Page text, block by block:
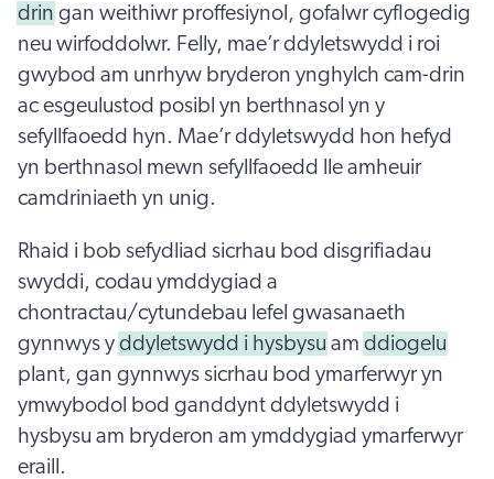
drin gan weithiwr proffesiynol, gofalwr cyflogedig
neu wirfoddolwr. Felly, mae’r ddyletswydd i roi
gwybod am unrhyw bryderon ynghylch cam-drin
ac esgeulustod posibl yn berthnasol yn y
sefyllfaoedd hyn. Mae’r ddyletswydd hon hefyd
yn berthnasol mewn sefyllfaoedd lle amheuir
camdriniaeth yn unig.
Rhaid i bob sefydliad sicrhau bod disgrifiadau
swyddi, codau ymddygiad a
chontractau/cytundebau lefel gwasanaeth
gynnwys y ddyletswydd i hysbysu am ddiogelu
plant, gan gynnwys sicrhau bod ymarferwyr yn
ymwybodol bod ganddynt ddyletswydd i
hysbysu am bryderon am ymddygiad ymarferwyr
eraill.